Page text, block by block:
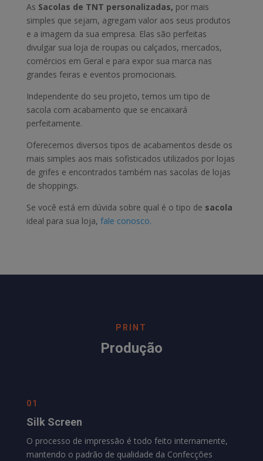
As Sacolas de TNT personalizadas, por mais
simples que sejam, agregam valor aos seus produtos
e a imagem da sua empresa. Elas são perfeitas
divulgar sua loja de roupas ou calçados, mercados,
comércios em Geral e para expor sua marca nas
grandes feiras e eventos promocionais.
Independente do seu projeto, temos um tipo de
sacola com acabamento que se encaixará
perfeitamente.
Oferecemos diversos tipos de acabamentos desde os
mais simples aos mais sofisticados utilizados por lojas
de grifes e encontrados também nas sacolas de lojas
de shoppings.
Se você está em dúvida sobre qual é o tipo de sacola
ideal para sua loja, fale conosco.
PRINT
Produção
01
Silk Screen
O processo de impressão é todo feito internamente,
mantendo o padrão de qualidade da Confecções